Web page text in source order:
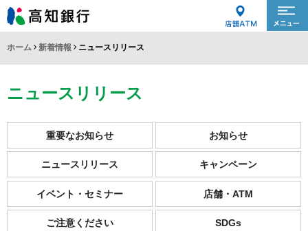
ホーム 新着情報 ニュースリリース
ニュースリリース
重要なお知らせ お知らせ
ニュースリリース キャンペーン
イベント・セミナー 店舗・ATM
ご注意ください SDGs